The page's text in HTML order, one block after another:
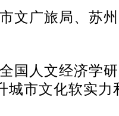
文广旅局、苏
国人文经济学
市文化软实